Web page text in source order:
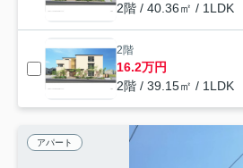
2階 / 40.36㎡ / 1LDK
2階
16.2万円
2階 / 39.15㎡ / 1LDK
アパート